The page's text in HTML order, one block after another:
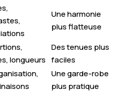
Une harmonie
plus flatteuse
longueurs
Des tenues plus
faciles
Une garde-robe
plus pratique